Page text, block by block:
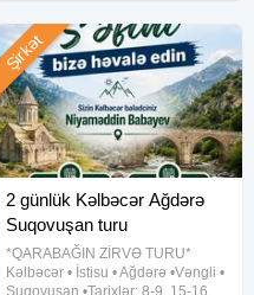
2 günlük Kəlbəcər Ağdərə
Suqovuşan turu
*QARABAĞIN ZİRVƏ TURU*
Kəlbəcər • İstisu • Ağdərə •Vəngli •
Suqovuşan •Tarixlər: 8-9, 15-16,
Şirkət